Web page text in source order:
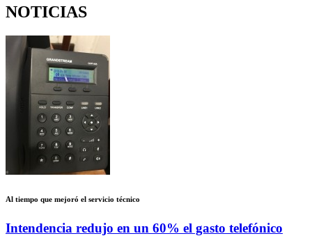
NOTICIAS
Al tiempo que mejoró el servicio técnico
Intendencia redujo en un 60% el gasto telefónico